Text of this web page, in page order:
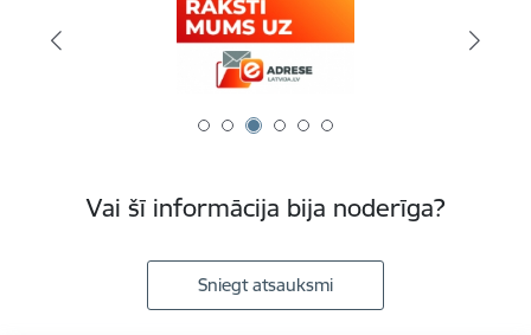
Vai šī informācija bija noderīga?
Sniegt atsauksmi